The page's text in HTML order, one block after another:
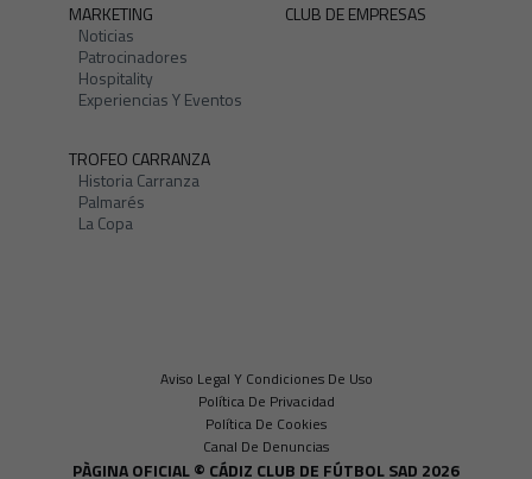
MARKETING
Noticias
Patrocinadores
Hospitality
Experiencias Y Eventos
CLUB DE EMPRESAS
TROFEO CARRANZA
Historia Carranza
Palmarés
La Copa
Aviso Legal Y Condiciones De Uso
Política De Privacidad
Política De Cookies
Canal De Denuncias
PÀGINA OFICIAL © CÁDIZ CLUB DE FÚTBOL SAD 2026